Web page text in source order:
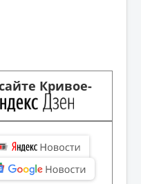
Кривое-